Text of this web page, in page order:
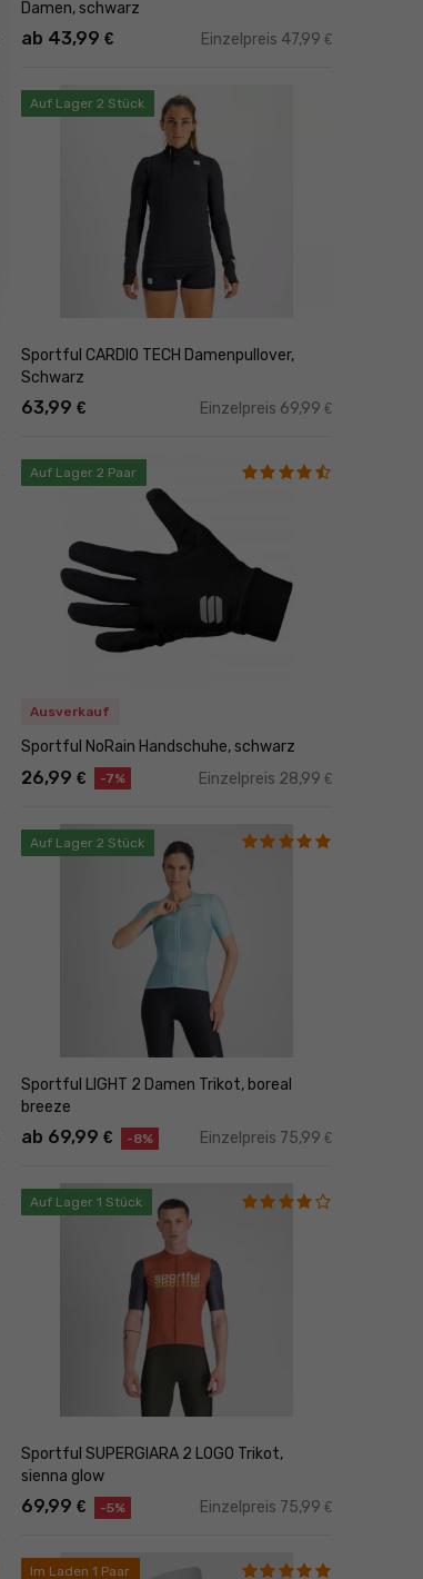
Damen, schwarz
ab 43,99 € Einzelpreis 47,99 €
Auf Lager 2 Stück
Sportful CARDIO TECH Damenpullover,
Schwarz
63,99 € Einzelpreis 69,99 €
Auf Lager 2 Paar
Ausverkauf
Sportful NoRain Handschuhe, schwarz
26,99 € -7% Einzelpreis 28,99 €
Auf Lager 2 Stück
Sportful LIGHT 2 Damen Trikot, boreal
breeze
ab 69,99 € -8% Einzelpreis 75,99 €
Auf Lager 1 Stück
Sportful SUPERGIARA 2 LOGO Trikot,
sienna glow
69,99 € -5% Einzelpreis 75,99 €
Im Laden 1 Paar